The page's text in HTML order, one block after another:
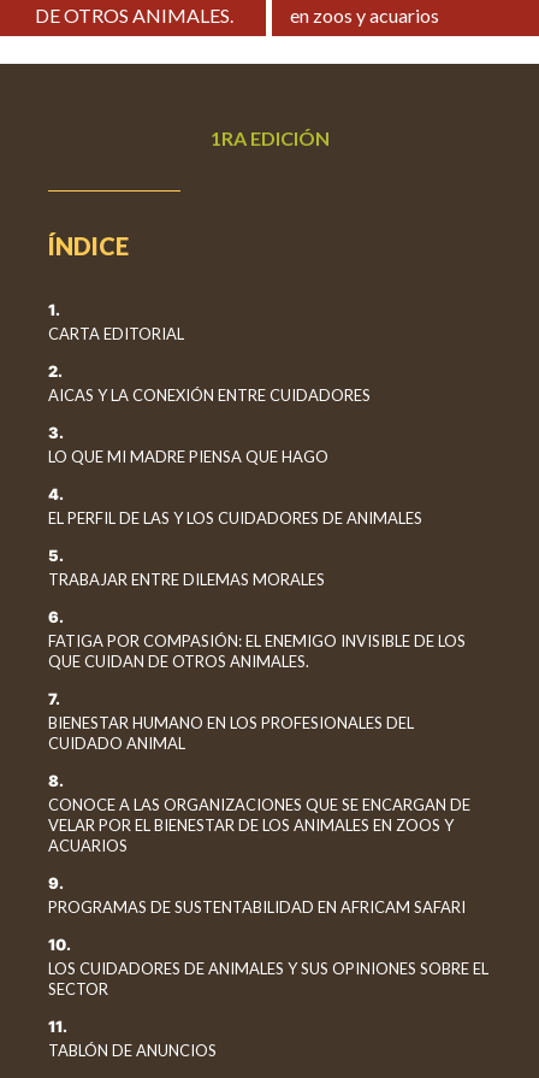
DE OTROS ANIMALES.
en zoos y acuarios
1RA EDICIÓN
ÍNDICE
1.
CARTA EDITORIAL
2.
AICAS Y LA CONEXIÓN ENTRE CUIDADORES
3.
LO QUE MI MADRE PIENSA QUE HAGO
4.
EL PERFIL DE LAS Y LOS CUIDADORES DE ANIMALES
5.
TRABAJAR ENTRE DILEMAS MORALES
6.
FATIGA POR COMPASIÓN: EL ENEMIGO INVISIBLE DE LOS
QUE CUIDAN DE OTROS ANIMALES.
7.
BIENESTAR HUMANO EN LOS PROFESIONALES DEL
CUIDADO ANIMAL
8.
CONOCE A LAS ORGANIZACIONES QUE SE ENCARGAN DE
VELAR POR EL BIENESTAR DE LOS ANIMALES EN ZOOS Y
ACUARIOS
9.
PROGRAMAS DE SUSTENTABILIDAD EN AFRICAM SAFARI
10.
LOS CUIDADORES DE ANIMALES Y SUS OPINIONES SOBRE EL
SECTOR
11.
TABLÓN DE ANUNCIOS